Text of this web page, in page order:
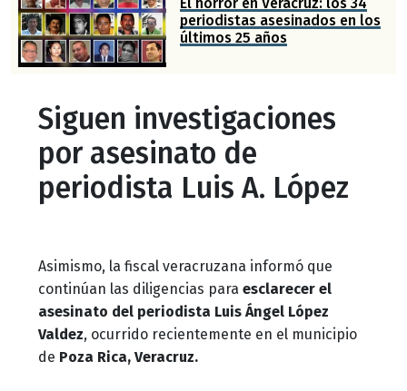
periodistas asesinados en los
últimos 25 años
Siguen investigaciones
por asesinato de
periodista Luis A. López
Asimismo, la fiscal veracruzana informó que
continúan las diligencias para esclarecer el
asesinato del periodista Luis Ángel López
Valdez, ocurrido recientemente en el municipio
de Poza Rica, Veracruz.